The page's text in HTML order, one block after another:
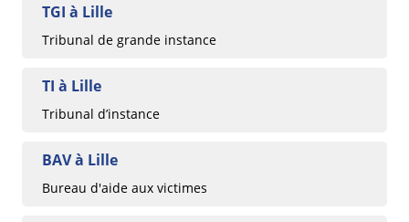
TGI à Lille
Tribunal de grande instance
TI à Lille
Tribunal d’instance
BAV à Lille
Bureau d'aide aux victimes